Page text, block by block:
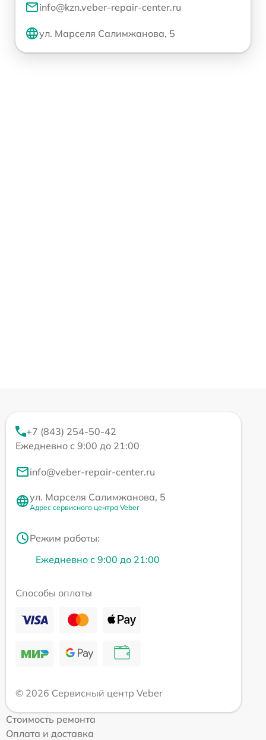
info@kzn.veber-repair-center.ru
ул. Марселя Салимжанова, 5
+7 (843) 254-50-42
Ежедневно с 9:00 до 21:00
info@veber-repair-center.ru
ул. Марселя Салимжанова, 5
Адрес сервисного центра Veber
Режим работы:
Ежедневно с 9:00 до 21:00
Способы оплаты
© 2026 Сервисный центр Veber
Стоимость ремонта
Оплата и доставка